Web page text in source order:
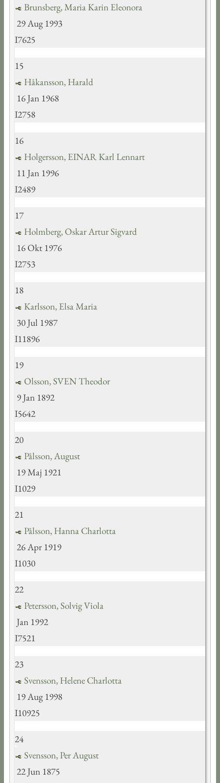
Brunsberg, Maria Karin Eleonora
29 Aug 1993
I7625
15
Håkansson, Harald
16 Jan 1968
I2758
16
Holgersson, EINAR Karl Lennart
11 Jan 1996
I2489
17
Holmberg, Oskar Artur Sigvard
16 Okt 1976
I2753
18
Karlsson, Elsa Maria
30 Jul 1987
I11896
19
Olsson, SVEN Theodor
9 Jan 1892
I5642
20
Pålsson, August
19 Maj 1921
I1029
21
Pålsson, Hanna Charlotta
26 Apr 1919
I1030
22
Petersson, Solvig Viola
Jan 1992
I7521
23
Svensson, Helene Charlotta
19 Aug 1998
I10925
24
Svensson, Per August
22 Jun 1875